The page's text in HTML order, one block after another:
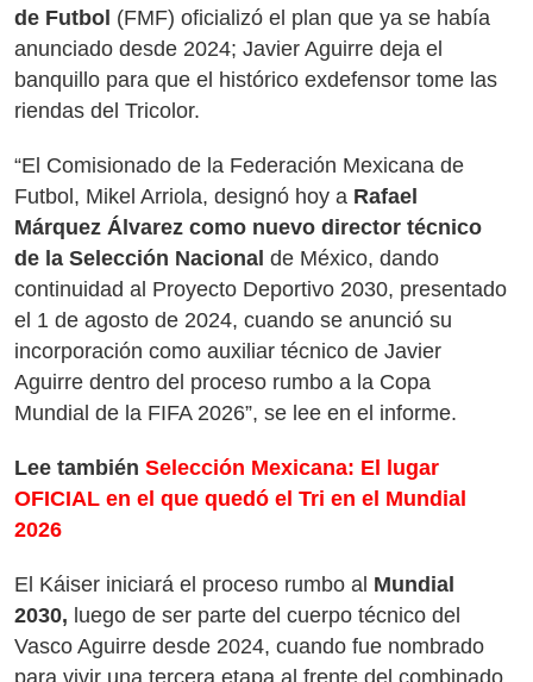
de Futbol (FMF) oficializó el plan que ya se había
anunciado desde 2024; Javier Aguirre deja el
banquillo para que el histórico exdefensor tome las
riendas del Tricolor.
“El Comisionado de la Federación Mexicana de
Futbol, Mikel Arriola, designó hoy a Rafael
Márquez Álvarez como nuevo director técnico
de la Selección Nacional de México, dando
continuidad al Proyecto Deportivo 2030, presentado
el 1 de agosto de 2024, cuando se anunció su
incorporación como auxiliar técnico de Javier
Aguirre dentro del proceso rumbo a la Copa
Mundial de la FIFA 2026”, se lee en el informe.
Lee también Selección Mexicana: El lugar
OFICIAL en el que quedó el Tri en el Mundial
2026
El Káiser iniciará el proceso rumbo al Mundial
2030, luego de ser parte del cuerpo técnico del
Vasco Aguirre desde 2024, cuando fue nombrado
para vivir una tercera etapa al frente del combinado